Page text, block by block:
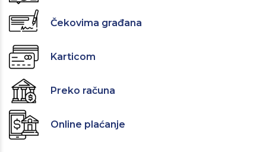
Čekovima građana
Karticom
Preko računa
Online plaćanje